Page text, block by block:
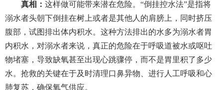
真相： 这样做可能带来潜在危险。“倒挂控水法”是指将
溺水者头朝下倒挂在树上或者是其他人的肩膀上，同时挤压
腹部，试图排出体内积水。这种方法排出的水多为溺水者胃
内积水，对溺水者来说，真正的危险在于呼吸道被水或呕吐
物堵塞，导致缺氧甚至出现心跳骤停，而不是胃里积了多少
水。抢救的关键在于及时清理口鼻异物、进行人工呼吸和心
肺复苏，确保氧气供应。